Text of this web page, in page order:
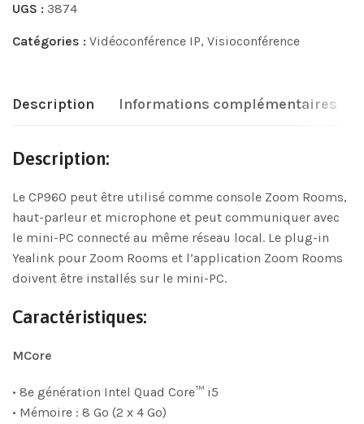
UGS : 3874
Catégories : Vidéoconférence IP, Visioconférence
Description Informations complémentaires
Description:
Le CP960 peut être utilisé comme console Zoom Rooms,
haut-parleur et microphone et peut communiquer avec
le mini-PC connecté au même réseau local. Le plug-in
Yealink pour Zoom Rooms et l’application Zoom Rooms
doivent être installés sur le mini-PC.
Caractéristiques:
MCore
• 8e génération Intel Quad Core™ i5
• Mémoire : 8 Go (2 x 4 Go)